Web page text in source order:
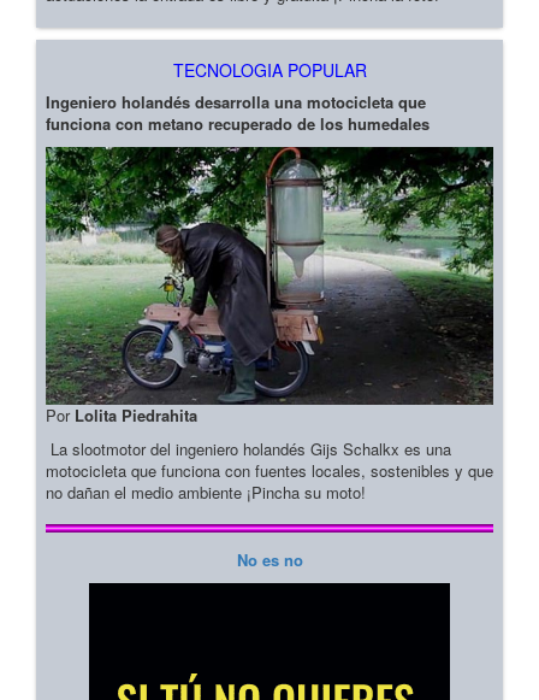
TECNOLOGIA POPULAR
Ingeniero holandés desarrolla una motocicleta que
funciona con metano recuperado de los humedales
Por Lolita Piedrahita
La slootmotor del ingeniero holandés Gijs Schalkx es una
motocicleta que funciona con fuentes locales, sostenibles y que
no dañan el medio ambiente ¡Pincha su moto!
No es no